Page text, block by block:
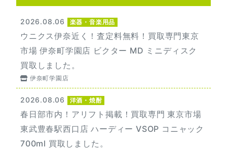
2026.08.06 楽器・音楽用品
ウニクス伊奈近く！査定料無料！買取専門東京
市場 伊奈町学園店 ビクター MD ミニディスク
買取しました。
伊奈町学園店
2026.08.06 洋酒・焼酎
春日部市内！アリフト掲載！買取専門 東京市場
東武豊春駅西口店 ハーディー VSOP コニャック
700ml 買取しました。